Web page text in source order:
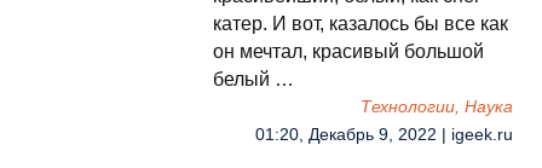
катер. И вот, казалось бы все как
он мечтал, красивый большой
белый …
Технологии, Наука
01:20, Декабрь 9, 2022 | igeek.ru